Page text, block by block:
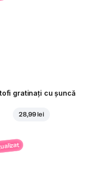
gratinați cu șuncă
28,99 lei